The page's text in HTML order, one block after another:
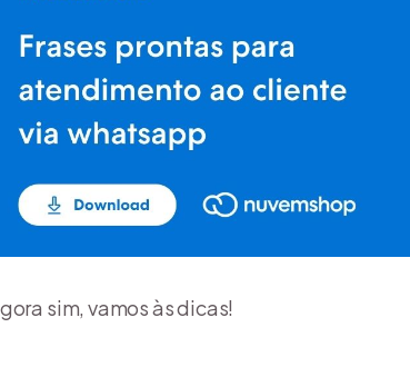
sim, vamos às dicas!